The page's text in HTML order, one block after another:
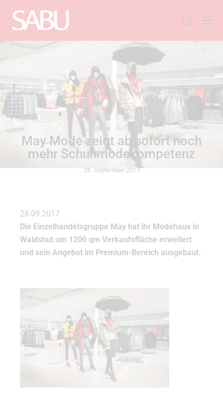
ALLGEMEIN
May Mode zeigt ab sofort noch
mehr Schuhmodekompetenz
28. September 2017
28.09.2017
Die Einzelhandelsgruppe May hat ihr Modehaus in
Waldshut um 1200 qm Verkaufsfläche erweitert
und sein Angebot im Premium-Bereich ausgebaut.